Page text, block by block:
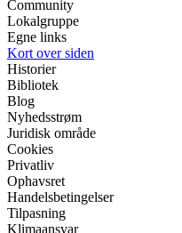
Community
Lokalgruppe
Egne links
Kort over siden
Historier
Bibliotek
Blog
Nyhedsstrøm
Juridisk område
Cookies
Privatliv
Ophavsret
Handelsbetingelser
Tilpasning
Klimaansvar